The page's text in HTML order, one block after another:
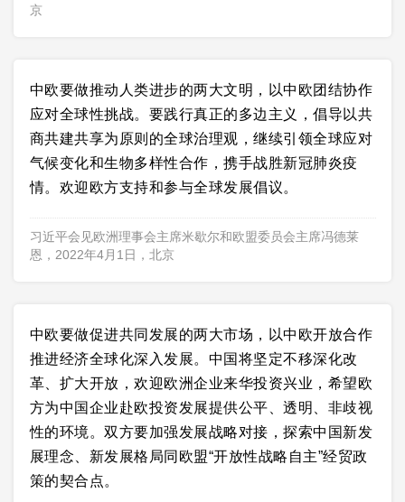
京
中欧要做推动人类进步的两大文明，以中欧团结协作
应对全球性挑战。要践行真正的多边主义，倡导以共
商共建共享为原则的全球治理观，继续引领全球应对
气候变化和生物多样性合作，携手战胜新冠肺炎疫
情。欢迎欧方支持和参与全球发展倡议。
习近平会见欧洲理事会主席米歇尔和欧盟委员会主席冯德莱
恩，2022年4月1日，北京
中欧要做促进共同发展的两大市场，以中欧开放合作
推进经济全球化深入发展。中国将坚定不移深化改
革、扩大开放，欢迎欧洲企业来华投资兴业，希望欧
方为中国企业赴欧投资发展提供公平、透明、非歧视
性的环境。双方要加强发展战略对接，探索中国新发
展理念、新发展格局同欧盟“开放性战略自主”经贸政
策的契合点。